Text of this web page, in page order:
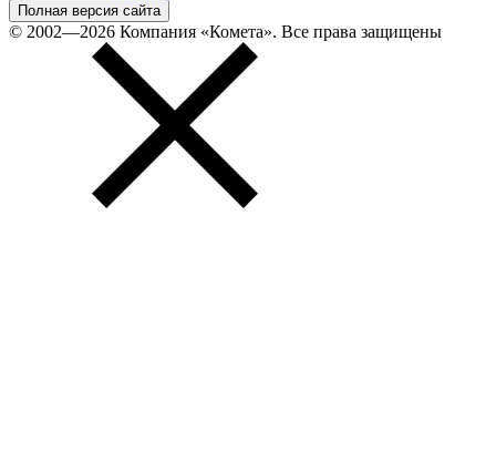
Полная версия сайта
© 2002—2026 Компания «Комета». Все права защищены